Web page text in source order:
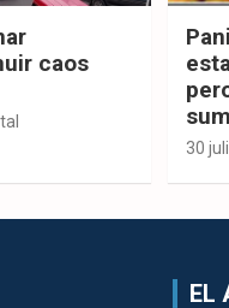
caos
30
EL